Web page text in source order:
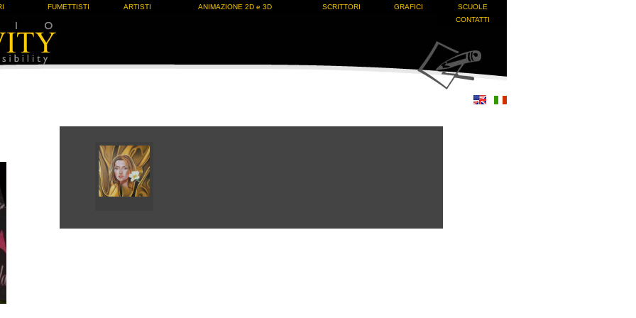
FUMETTISTI ARTISTI ANIMAZIONE 2D e 3D SCRITTORI GRAFICI
SCUOLE
CONTATTI